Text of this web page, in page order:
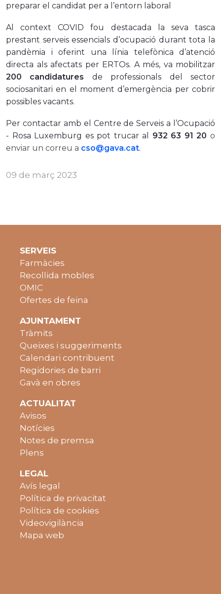
preparar el candidat per a l’entorn laboral
Al context COVID fou destacada la seva tasca
prestant serveis essencials d’ocupació durant tota la
pandèmia i oferint una línia telefònica d’atenció
directa als afectats per ERTOs. A més, va mobilitzar
200 candidatures de professionals del sector
sociosanitari en el moment d’emergència per cobrir
possibles vacants.
Per contactar amb el Centre de Serveis a l’Ocupació
- Rosa Luxemburg es pot trucar al 932 63 91 20 o
enviar un correu a cso@gava.cat.
09 de març 2023
SERVEIS
Farmàcies
Recollida mobles
OMIC
Ofertes de feina
AJUNTAMENT
Tràmits
Queixes i suggeriments
Calendari contribuent
Regidories de barri
Gavà en obres
ACTUALITAT
Avisos
Notícies
Notes de premsa
Plens
LEGAL
Avís legal
Política de privacitat
Política de cookies
Videovigilància
Mapa web